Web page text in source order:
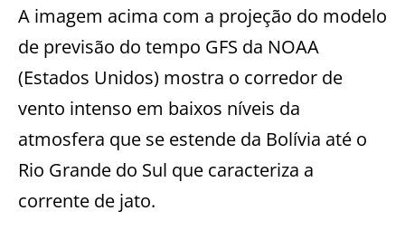
A imagem acima com a projeção do modelo
de previsão do tempo GFS da NOAA
(Estados Unidos) mostra o corredor de
vento intenso em baixos níveis da
atmosfera que se estende da Bolívia até o
Rio Grande do Sul que caracteriza a
corrente de jato.